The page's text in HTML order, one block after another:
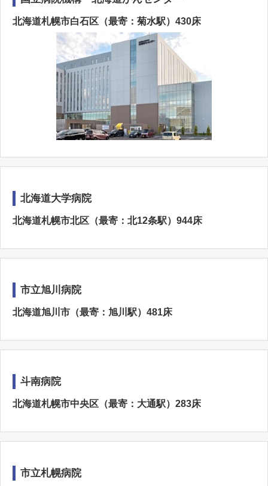
北海道札幌市白石区（最寄：菊水駅）430床
北海道大学病院
北海道札幌市北区（最寄：北12条駅）944床
市立旭川病院
北海道旭川市（最寄：旭川駅）481床
斗南病院
北海道札幌市中央区（最寄：大通駅）283床
市立札幌病院